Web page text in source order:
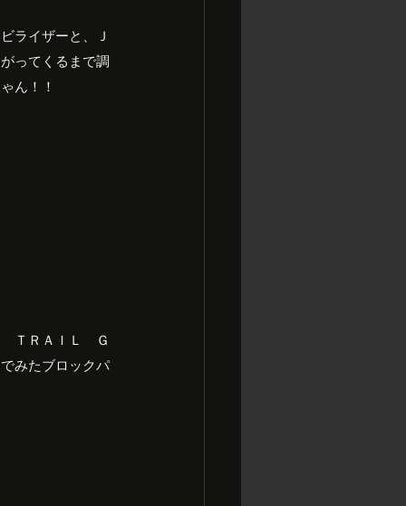
ライザーと、Ｊ
ってくるまで調
ん！！
ＴＲＡＩＬ　Ｇ
みたブロックパ